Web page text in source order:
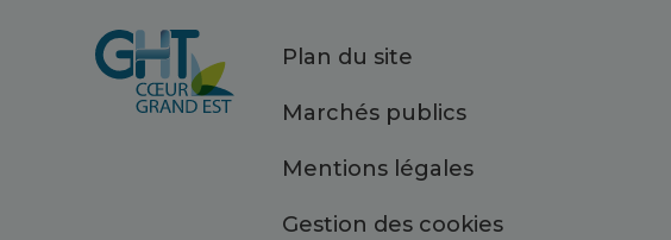
Plan du site
Marchés publics
Mentions légales
Gestion des cookies